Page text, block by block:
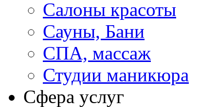
Салоны красоты
Сауны, Бани
СПА, массаж
Студии маникюра
Сфера услуг